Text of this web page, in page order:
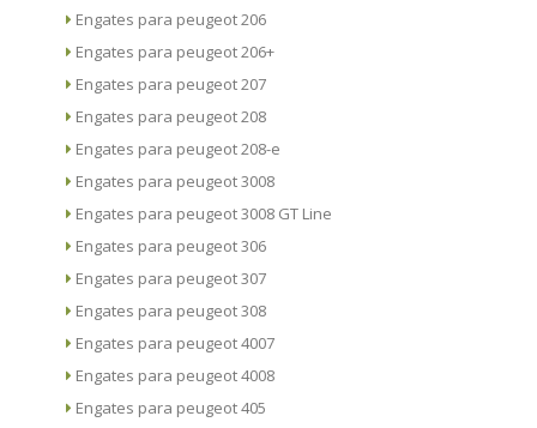
Engates para peugeot 206
Engates para peugeot 206+
Engates para peugeot 207
Engates para peugeot 208
Engates para peugeot 208-e
Engates para peugeot 3008
Engates para peugeot 3008 GT Line
Engates para peugeot 306
Engates para peugeot 307
Engates para peugeot 308
Engates para peugeot 4007
Engates para peugeot 4008
Engates para peugeot 405